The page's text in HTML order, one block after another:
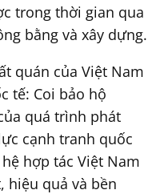
trong thời gian qua
bằng và xây dựng.
quán của Việt Nam
tế: Coi bảo hộ
quá trình phát
cạnh tranh quốc
hợp tác Việt Nam
hiệu quả và bền